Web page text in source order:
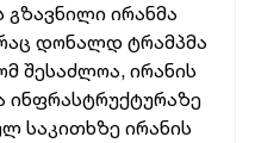
გზავნილი ირანმა
დონალდ ტრამპმა
შესაძლოა, ირანის
ინფრასტრუქტურაზე
საკითხზე ირანის